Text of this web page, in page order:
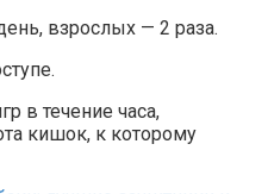
взрослых — 2 раза.
в течение часа,
кишок, к которому